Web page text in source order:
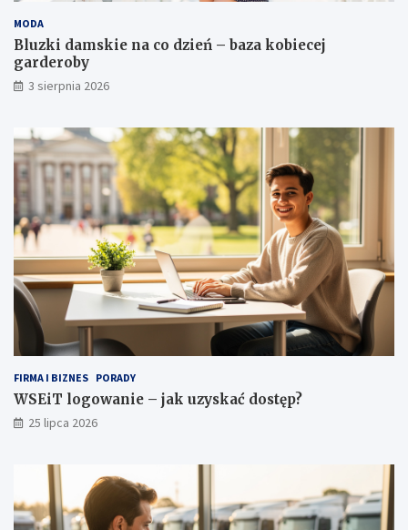
ń
–
b
a
z
o
b
i
e
c
e
g
a
d
r
o
b
y
s
k
a
ć
d
t
ę
p
?
MODA
Bluzki damskie na co dzień – baza kobiecej
garderoby
3 sierpnia 2026
FIRMA I BIZNES PORADY
WSEiT logowanie – jak uzyskać dostęp?
25 lipca 2026